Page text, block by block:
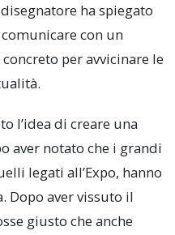
ha spiegato
con un
per avvicinare le
l’idea di creare una
aver notato che i grandi
legati all’Expo, hanno
Dopo aver vissuto il
giusto che anche